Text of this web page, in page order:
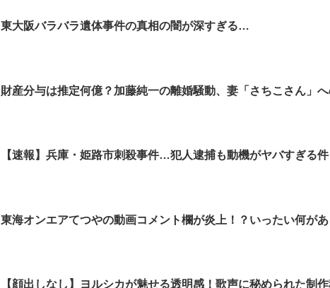
東大阪バラバラ遺体事件の真相の闇が深すぎる…
財産分与は推定何億？加藤純一の離婚騒動、妻「さちこさん」
【速報】兵庫・姫路市刺殺事件…犯人逮捕も動機がヤバすぎる件
東海オンエアてつやの動画コメント欄が炎上！？いったい何があ
【顔出しなし】ヨルシカが魅せる透明感！歌声に秘められた制